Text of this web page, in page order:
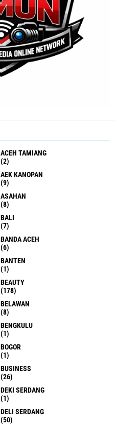
ACEH TAMIANG
(2)
AEK KANOPAN
(9)
ASAHAN
(8)
BALI
(7)
BANDA ACEH
(6)
BANTEN
(1)
BEAUTY
(178)
BELAWAN
(8)
BENGKULU
(1)
BOGOR
(1)
BUSINESS
(26)
DEKI SERDANG
(1)
DELI SERDANG
(50)